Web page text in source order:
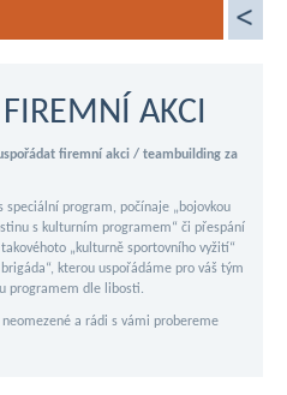
AKCI
firemní akci / teambuilding za
speciální program, počínaje „bojovkou
s kulturním programem“ či přespání
„kulturně sportovního vyžití“
kterou uspořádáme pro váš tým
programem dle libosti.
a rádi s vámi probereme